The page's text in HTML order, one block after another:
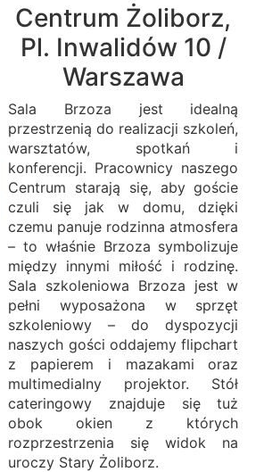
Centrum Żoliborz,
Pl. Inwalidów 10 /
Warszawa
Sala Brzoza jest idealną
przestrzenią do realizacji szkoleń,
warsztatów, spotkań i
konferencji. Pracownicy naszego
Centrum starają się, aby goście
czuli się jak w domu, dzięki
czemu panuje rodzinna atmosfera
– to właśnie Brzoza symbolizuje
między innymi miłość i rodzinę.
Sala szkoleniowa Brzoza jest w
pełni wyposażona w sprzęt
szkoleniowy – do dyspozycji
naszych gości oddajemy flipchart
z papierem i mazakami oraz
multimedialny projektor. Stół
cateringowy znajduje się tuż
obok okien z których
rozprzestrzenia się widok na
uroczy Stary Żoliborz.